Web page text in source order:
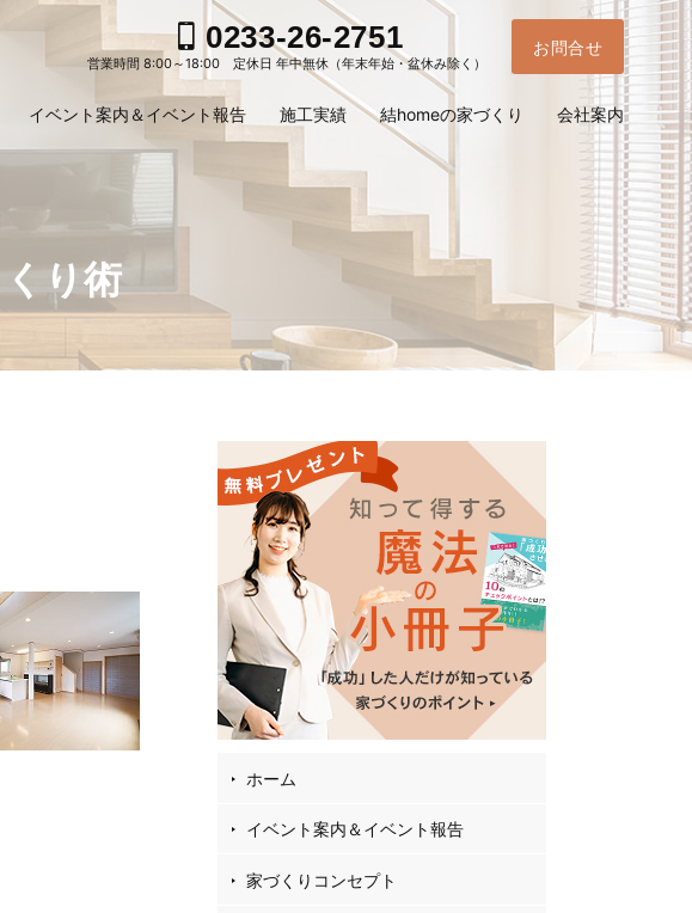
り術
ホーム
イベント案内＆イベント報告
家づくりコンセプト
イベント案内＆イベント報告 施工実績 結homeの家づくり 会社案内
0233-26-2751
営業時間 8:00～18:00 定休日 年中無休（年末年始・盆休み除く）
お問合せ